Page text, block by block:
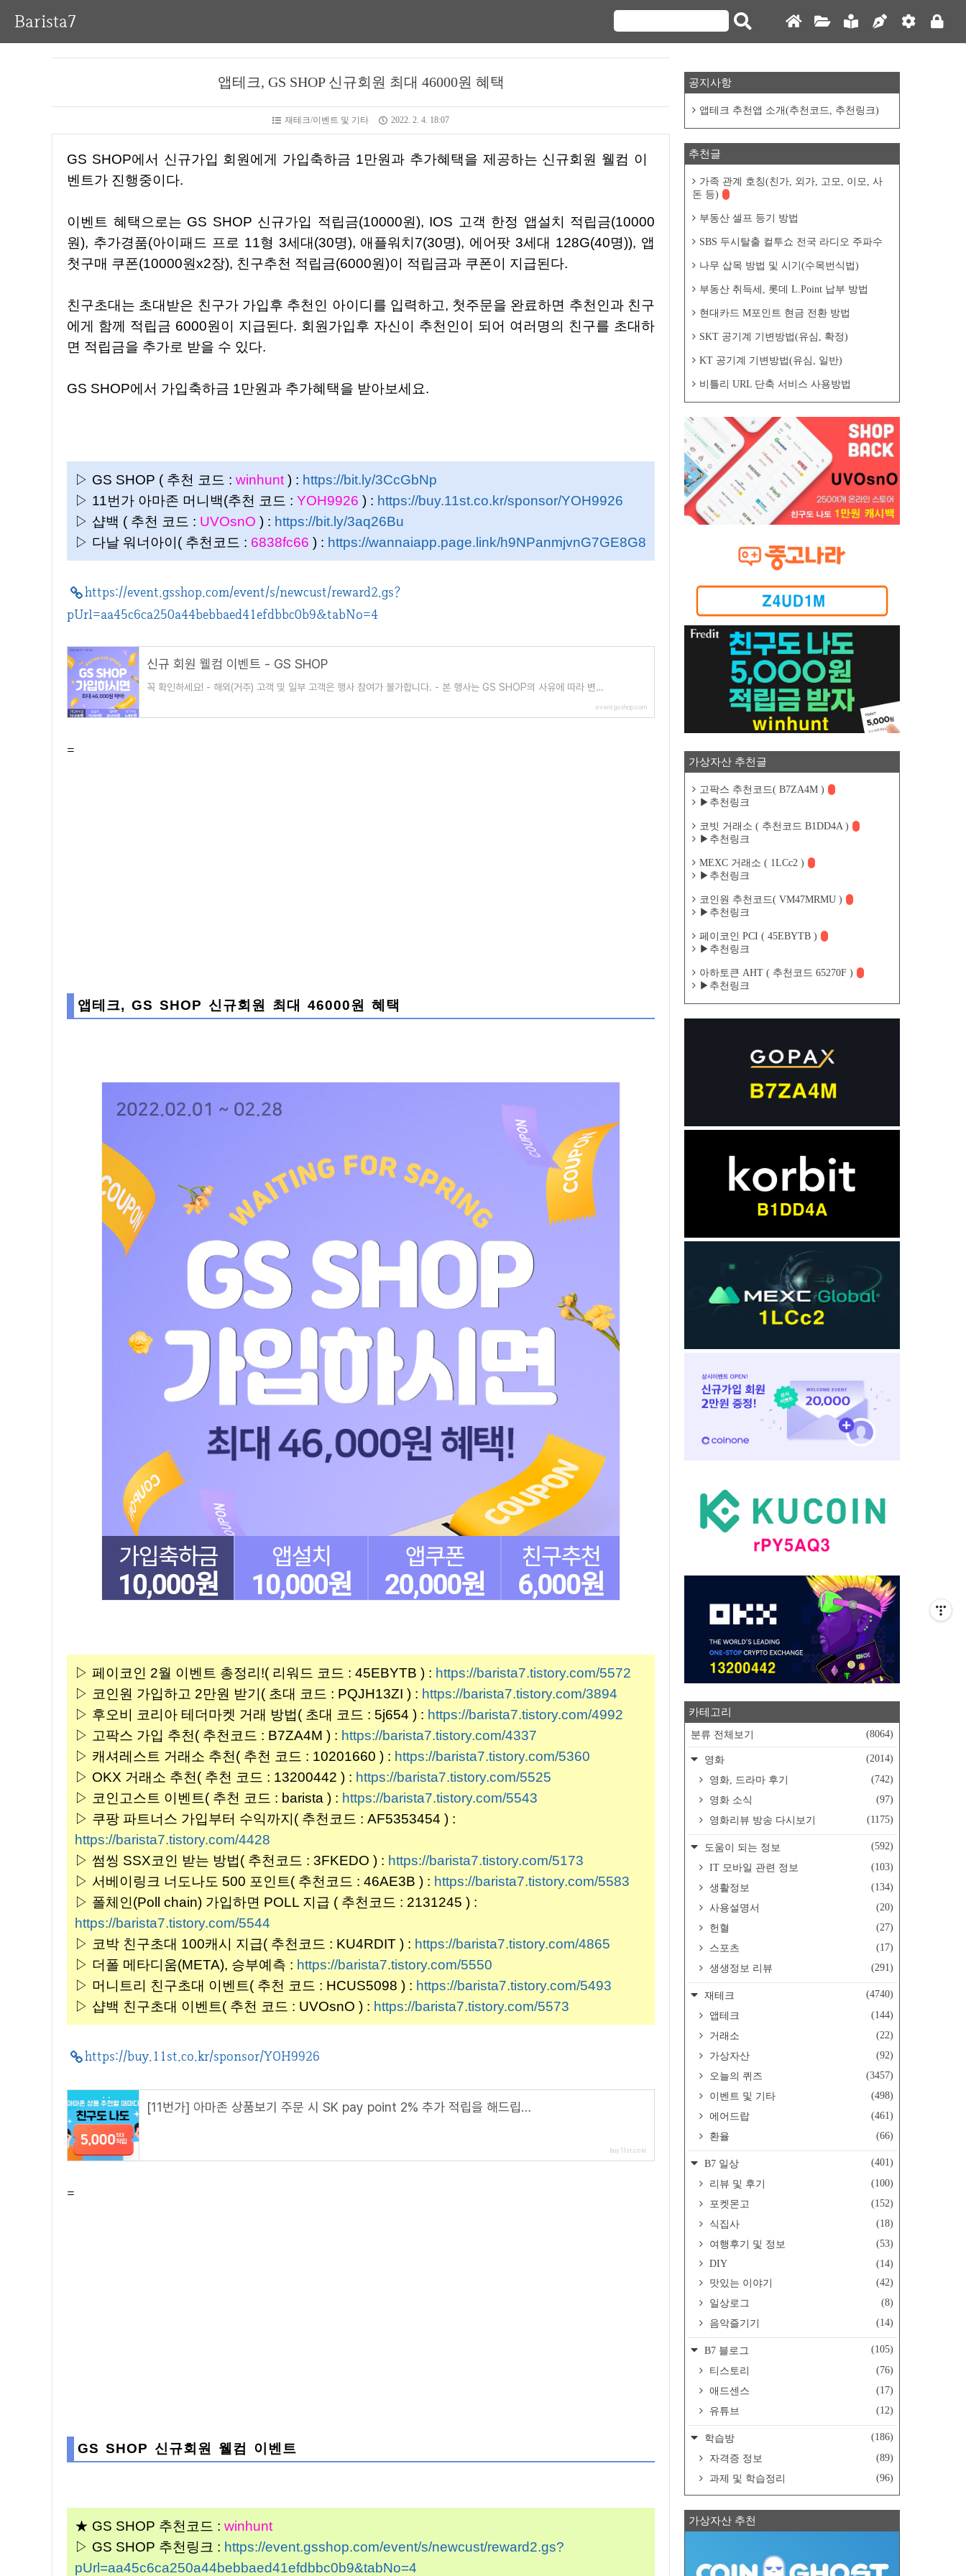
Barista7
앱테크, GS SHOP 신규회원 최대 46000원 혜택
재테크/이벤트 및 기타 2022. 2. 4. 18:07
GS SHOP에서 신규가입 회원에게 가입축하금 1만원과 추가혜택을 제공하는 신규회원 웰컴 이
벤트가 진행중이다.
이벤트 혜택으로는 GS SHOP 신규가입 적립금(10000원), IOS 고객 한정 앱설치 적립금(10000
원), 추가경품(아이패드 프로 11형 3세대(30명), 애플워치7(30명), 에어팟 3세대 128G(40명)), 앱
첫구매 쿠폰(10000원x2장), 친구추천 적립금(6000원)이 적립금과 쿠폰이 지급된다.
친구초대는 초대받은 친구가 가입후 추천인 아이디를 입력하고, 첫주문을 완료하면 추천인과 친구
에게 함께 적립금 6000원이 지급된다. 회원가입후 자신이 추천인이 되어 여러명의 친구를 초대하
면 적립금을 추가로 받을 수 있다.
GS SHOP에서 가입축하금 1만원과 추가혜택을 받아보세요.
▷ GS SHOP ( 추천 코드 : winhunt ) : https://bit.ly/3CcGbNp
▷ 11번가 아마존 머니백(추천 코드 : YOH9926 ) : https://buy.11st.co.kr/sponsor/YOH9926
▷ 샵백 ( 추천 코드 : UVOsnO ) : https://bit.ly/3aq26Bu
▷ 다날 워너아이( 추천코드 : 6838fc66 ) : https://wannaiapp.page.link/h9NPanmjvnG7GE8G8
https://event.gsshop.com/event/s/newcust/reward2.gs?
pUrl=aa45c6ca250a44bebbaed41efdbbc0b9&tabNo=4
신규 회원 웰컴 이벤트 - GS SHOP
꼭 확인하세요! - 해외(거주) 고객 및 일부 고객은 행사 참여가 불가합니다. - 본 행사는 GS SHOP의 사유에 따라 변경
event.gsshop.com
=
앱테크, GS SHOP 신규회원 최대 46000원 혜택
▷ 페이코인 2월 이벤트 총정리!( 리워드 코드 : 45EBYTB ) : https://barista7.tistory.com/5572
▷ 코인원 가입하고 2만원 받기( 초대 코드 : PQJH13ZI ) : https://barista7.tistory.com/3894
▷ 후오비 코리아 테더마켓 거래 방법( 초대 코드 : 5j654 ) : https://barista7.tistory.com/4992
▷ 고팍스 가입 추천( 추천코드 : B7ZA4M ) : https://barista7.tistory.com/4337
▷ 캐셔레스트 거래소 추천( 추천 코드 : 10201660 ) : https://barista7.tistory.com/5360
▷ OKX 거래소 추천( 추천 코드 : 13200442 ) : https://barista7.tistory.com/5525
▷ 코인고스트 이벤트( 추천 코드 : barista ) : https://barista7.tistory.com/5543
▷ 쿠팡 파트너스 가입부터 수익까지( 추천코드 : AF5353454 ) :
https://barista7.tistory.com/4428
▷ 썸씽 SSX코인 받는 방법( 추천코드 : 3FKEDO ) : https://barista7.tistory.com/5173
▷ 서베이링크 너도나도 500 포인트( 추천코드 : 46AE3B ) : https://barista7.tistory.com/5583
▷ 폴체인(Poll chain) 가입하면 POLL 지급 ( 추천코드 : 2131245 ) :
https://barista7.tistory.com/5544
▷ 코박 친구초대 100캐시 지급( 추천코드 : KU4RDIT ) : https://barista7.tistory.com/4865
▷ 더폴 메타디움(META), 승부예측 : https://barista7.tistory.com/5550
▷ 머니트리 친구초대 이벤트( 추천 코드 : HCUS5098 ) : https://barista7.tistory.com/5493
▷ 샵백 친구초대 이벤트( 추천 코드 : UVOsnO ) : https://barista7.tistory.com/5573
https://buy.11st.co.kr/sponsor/YOH9926
[11번가] 아마존 상품보기 주문 시 SK pay point 2% 추가 적립을 해드립니다. (해당 링크 접속 시)
buy.11st.co.kr
=
GS SHOP 신규회원 웰컴 이벤트
★ GS SHOP 추천코드 : winhunt
▷ GS SHOP 추천링크 : https://event.gsshop.com/event/s/newcust/reward2.gs?
pUrl=aa45c6ca250a44bebbaed41efdbbc0b9&tabNo=4
공지사항
앱테크 추천앱 소개(추천코드, 추천링크)
추천글
가족 관계 호칭(친가, 외가, 고모, 이모, 사
돈 등)
부동산 셀프 등기 방법
SBS 두시탈출 컬투쇼 전국 라디오 주파수
나무 삽목 방법 및 시기(수목번식법)
부동산 취득세, 롯데 L.Point 납부 방법
현대카드 M포인트 현금 전환 방법
SKT 공기계 기변방법(유심, 확정)
KT 공기계 기변방법(유심, 일반)
비틀리 URL 단축 서비스 사용방법
가상자산 추천글
고팍스 추천코드( B7ZA4M )
▶추천링크
코빗 거래소 ( 추천코드 B1DD4A )
▶추천링크
MEXC 거래소 ( 1LCc2 )
▶추천링크
코인원 추천코드( VM47MRMU )
▶추천링크
페이코인 PCI ( 45EBYTB )
▶추천링크
아하토큰 AHT ( 추천코드 65270F )
▶추천링크
카테고리
분류 전체보기 (8064)
영화
(2014)
영화, 드라마 후기
(742)
영화 소식
(97)
영화리뷰 방송 다시보기
(1175)
도움이 되는 정보
(592)
IT 모바일 관련 정보
(103)
생활정보
(134)
사용설명서
(20)
헌혈
(27)
스포츠
(17)
생생정보 리뷰
(291)
재테크
(4740)
앱테크
(144)
거래소
(22)
가상자산
(92)
오늘의 퀴즈
(3457)
이벤트 및 기타
(498)
에어드랍
(461)
환율
(66)
B7 일상
(401)
리뷰 및 후기
(100)
포켓몬고
(152)
식집사
(18)
여행후기 및 정보
(53)
DIY
(14)
맛있는 이야기
(42)
일상로그
(8)
음악즐기기
(14)
B7 블로그
(105)
티스토리
(76)
애드센스
(17)
유튜브
(12)
학습방
(186)
자격증 정보
(89)
과제 및 학습정리
(96)
가상자산 추천